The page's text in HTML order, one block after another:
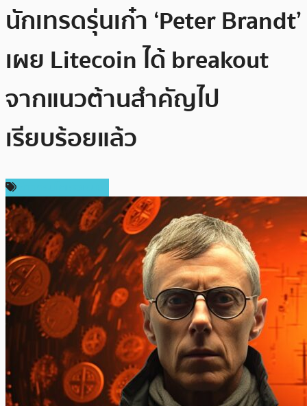
นักเทรดรุ่นเก๋า ‘Peter Brandt’
เผย Litecoin ได้ breakout
จากแนวต้านสำคัญไป
เรียบร้อยแล้ว